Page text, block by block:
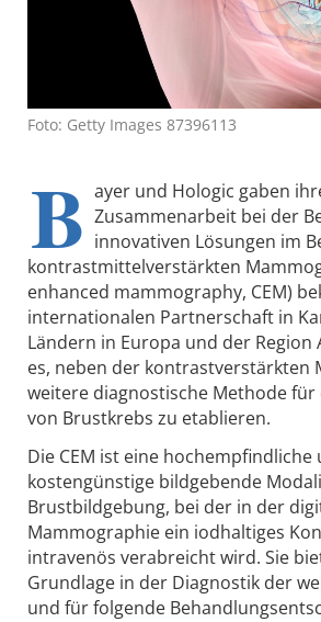
Foto: Getty Images 87396113
B ayer und Hologic gaben
Zusammenarbeit bei der
innovativen Lösungen im
kontrastmittelverstärkten
enhanced mammography, CEM)
internationalen Partnerschaft in
Ländern in Europa und der Region
es, neben der kontrastverstärkten
weitere diagnostische Methode für
von Brustkrebs zu etablieren.
Die CEM ist eine hochempfindliche
kostengünstige bildgebende
Brustbildgebung, bei der in der
Mammographie ein iodhaltiges
intravenös verabreicht wird. Sie
Grundlage in der Diagnostik der
und für folgende